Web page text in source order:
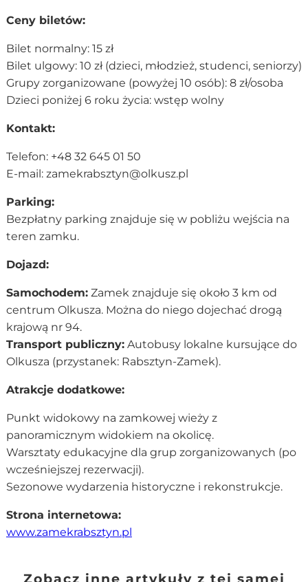
Ceny biletów:
Bilet normalny: 15 zł
Bilet ulgowy: 10 zł (dzieci, młodzież, studenci, seniorzy)
Grupy zorganizowane (powyżej 10 osób): 8 zł/osoba
Dzieci poniżej 6 roku życia: wstęp wolny
Kontakt:
Telefon: +48 32 645 01 50
E-mail: zamekrabsztyn@olkusz.pl
Parking:
Bezpłatny parking znajduje się w pobliżu wejścia na
teren zamku.
Dojazd:
Samochodem:Zamek znajduje się około 3 km od
centrum Olkusza. Można do niego dojechać drogą
krajową nr 94.
Transport publiczny:Autobusy lokalne kursujące do
Olkusza (przystanek: Rabsztyn-Zamek).
Atrakcje dodatkowe:
Punkt widokowy na zamkowej wieży z
panoramicznym widokiem na okolicę.
Warsztaty edukacyjne dla grup zorganizowanych (po
wcześniejszej rezerwacji).
Sezonowe wydarzenia historyczne i rekonstrukcje.
Strona internetowa:
www.zamekrabsztyn.pl
Zobacz inne artykuły z tej samej